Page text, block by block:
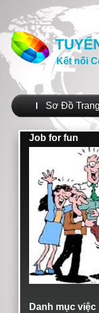
Kết nối
Sơ Đồ Trang
Job for fun
Danh mục việc